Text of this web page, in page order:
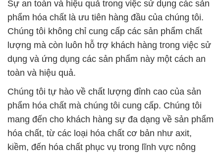
Sự an toàn và hiệu quả trong việc sử dụng các sản
phẩm hóa chất là ưu tiên hàng đầu của chúng tôi.
Chúng tôi không chỉ cung cấp các sản phẩm chất
lượng mà còn luôn hỗ trợ khách hàng trong việc sử
dụng và ứng dụng các sản phẩm này một cách an
toàn và hiệu quả.
Chúng tôi tự hào về chất lượng đỉnh cao của sản
phẩm hóa chất mà chúng tôi cung cấp. Chúng tôi
mang đến cho khách hàng sự đa dạng về sản phẩm
hóa chất, từ các loại hóa chất cơ bản như axit,
kiềm, đến hóa chất phục vụ trong lĩnh vực nông